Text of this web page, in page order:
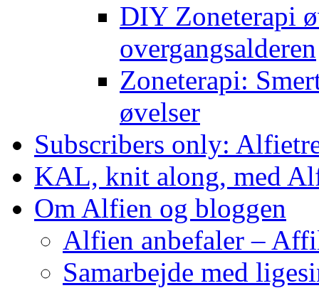
DIY Zoneterapi
overgangsalderen
Zoneterapi:
øvelser
Subscribers only:
KAL, knit along, med
Om Alfien og bloggen
Alfien anbefaler –
Samarbejde med